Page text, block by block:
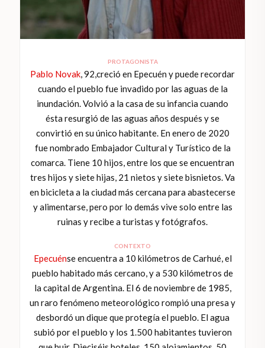
PROTAGONISTA
Pablo Novak , 92,creció en Epecuén y puede recordar
cuando el pueblo fue invadido por las aguas de la
inundación. Volvió a la casa de su infancia cuando
ésta resurgió de las aguas años después y se
convirtió en su único habitante. En enero de 2020
fue nombrado Embajador Cultural y Turístico de la
comarca. Tiene 10 hijos, entre los que se encuentran
tres hijos y siete hijas, 21 nietos y siete bisnietos. Va
en bicicleta a la ciudad más cercana para abastecerse
y alimentarse, pero por lo demás vive solo entre las
ruinas y recibe a turistas y fotógrafos.
CONTEXTO
Epecuénse encuentra a 10 kilómetros de Carhué, el
pueblo habitado más cercano, y a 530 kilómetros de
la capital de Argentina. El 6 de noviembre de 1985,
un raro fenómeno meteorológico rompió una presa y
desbordó un dique que protegía el pueblo. El agua
subió por el pueblo y los 1.500 habitantes tuvieron